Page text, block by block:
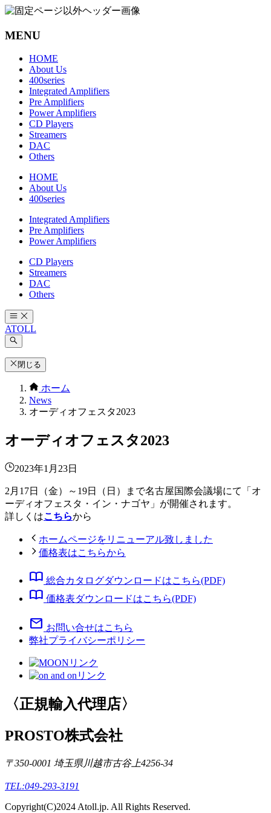
コ
テ
MENU
HOME
About Us
400series
Integrated Amplifiers
Pre Amplifiers
Power Amplifiers
CD Players
Streamers
DAC
Others
HOME
About Us
400series
Integrated Amplifiers
Pre Amplifiers
Power Amplifiers
CD Players
Streamers
DAC
Others
ATOLL
閉じる
ホーム
News
オーディオフェスタ2023
オーディオフェスタ2023
2023年1月23日
2月17日（金）～19日（日）まで名古屋国際会議場にて「オ
ーディオフェスタ・イン・ナゴヤ」が開催されます。
詳しくはこちらから
ホームページをリニューアル致しました
価格表はこちらから
import_contacts 総合カタログダウンロードはこちら(PDF)
import_contacts 価格表ダウンロードはこちら(PDF)
mail お問い合せはこちら
弊社プライバシーポリシー
〈正規輸入代理店〉
PROSTO株式会社
〒350-0001 埼玉県川越市古谷上4256-34
TEL:049-293-3191
Copyright(C)2024 Atoll.jp. All Rights Reserved.